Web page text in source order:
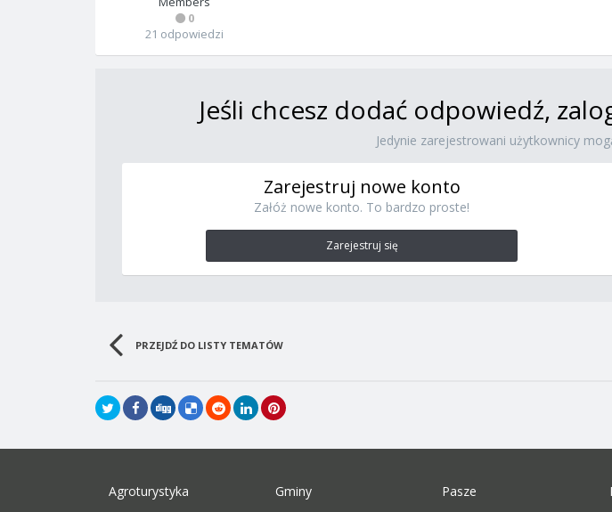
0
21 odpowiedzi
Jeśli chcesz dodać odpowiedź,
Jedynie zarejestrowani użytkownicy
Zarejestruj nowe konto
Załóż nowe konto. To bardzo proste!
Zarejestruj się
PRZEJDŹ DO LISTY TEMATÓW
Agroturystyka Gminy Pasze